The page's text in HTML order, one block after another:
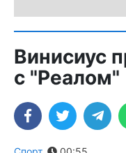
Винисиус
с "Реалом"